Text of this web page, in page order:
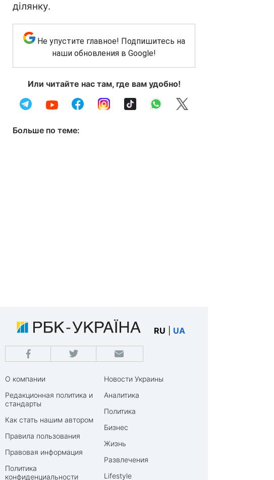
ділянку.
Не упустите главное! Подпишитесь на
наши обновления в Google!
Или читайте нас там, где вам удобно!
Больше по теме:
RU UA
О компании
Редакционная политика и
стандарты
Как стать нашим автором
Правила пользования
Правовая информация
Политика
конфиденциальности
Новости Украины
Аналитика
Политика
Бизнес
Жизнь
Развлечения
Lifestyle